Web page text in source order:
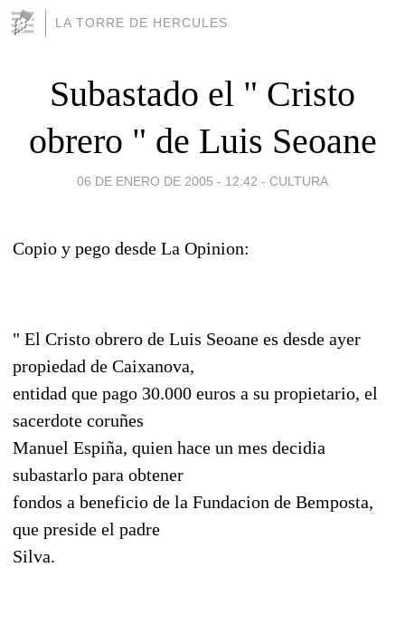
LA TORRE DE HERCULES
Subastado el " Cristo
obrero " de Luis Seoane
06 DE ENERO DE 2005 - 12:42 - CULTURA
Copio y pego desde La Opinion:
" El Cristo obrero de Luis Seoane es desde ayer
propiedad de Caixanova,
entidad que pago 30.000 euros a su propietario, el
sacerdote coruñes
Manuel Espiña, quien hace un mes decidia
subastarlo para obtener
fondos a beneficio de la Fundacion de Bemposta,
que preside el padre
Silva.